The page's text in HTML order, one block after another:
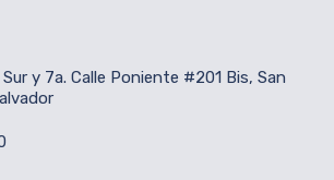
Sur y 7a. Calle Poniente #201 Bis, San